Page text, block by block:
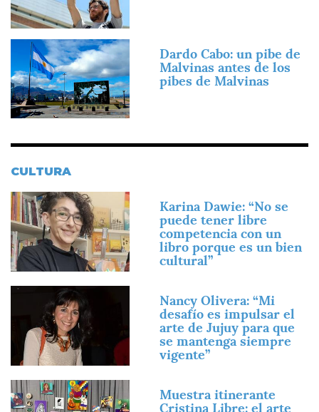
Imagen
Dardo Cabo: un pibe de
Malvinas antes de los
pibes de Malvinas
CULTURA
Imagen
Karina Dawie: “No se
puede tener libre
competencia con un
libro porque es un bien
cultural”
Imagen
Nancy Olivera: “Mi
desafío es impulsar el
arte de Jujuy para que
se mantenga siempre
vigente”
Imagen
Muestra itinerante
Cristina Libre: el arte